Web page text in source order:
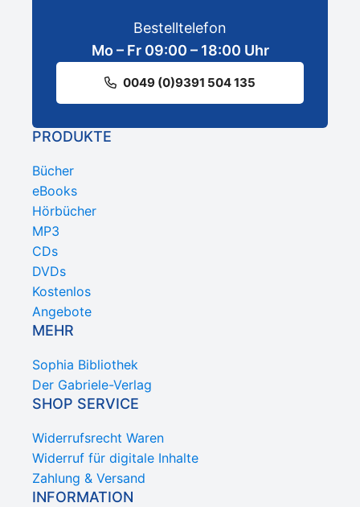
Bestelltelefon
Mo – Fr 09:00 – 18:00 Uhr
0049 (0)9391 504 135
PRODUKTE
Bücher
eBooks
Hörbücher
MP3
CDs
DVDs
Kostenlos
Angebote
MEHR
Sophia Bibliothek
Der Gabriele-Verlag
SHOP SERVICE
Widerrufsrecht Waren
Widerruf für digitale Inhalte
Zahlung & Versand
INFORMATION